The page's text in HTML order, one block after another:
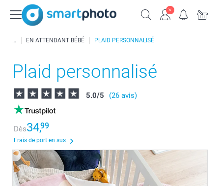
EN ATTENDANT BÉBÉ PLAID PERSONNALISÉ
Plaid personnalisé
5.0/5 (26 avis)
Dès34,99
Frais de port en sus